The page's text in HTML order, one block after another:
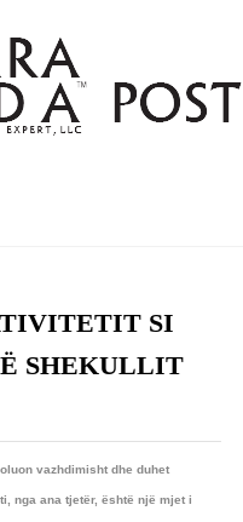
SI
SHEKULLIT
vazhdimisht dhe duhet
nga ana tjetër, është një mjet i